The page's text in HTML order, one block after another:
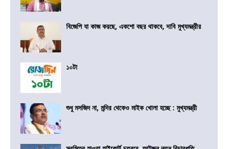
বিজেপি যা কাজ করছে, একশো বছর থাকবে, দাবি মুখ্যমন্ত্রীর
১০টা
শুধু মসজিদ না, মন্দির থেকেও মাইক খোলা হচ্ছে : মুখ্যমন্ত্রী